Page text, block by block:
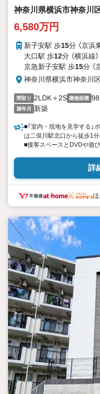
神奈川県横浜市神奈川
6,580万円
新子安駅 歩15分 （京浜
大口駅 歩12分 （横浜線）
京急新子安駅 歩15分 （
神奈川県横浜市神奈川
間取り 2LDK＋2S 建物面積
築年月 新築
■「室内・現地を見学する
は二俣川駅北口から徒歩1
■接客スペースとDVDや遊
■ テレワークで作業効率の
めにONとOFFを切り替え
ムを！
■住まい選びはフィーリン
じてみましょう。営業スタ
■当日の現地見学も承りま
物件は内装や質感などもそ
大切です。現地の空気や
める大切な情報ですお客様
■ ご来店時にはお車の無料
スタッフまでお問合せくだ
■周辺の教育施設やスーパ
等がわかる「物件レポート」
■他の物件と併せてご案内
OK-当日見学もOKです！
詳